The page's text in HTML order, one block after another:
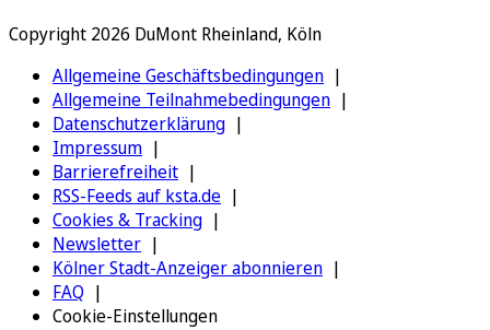
Copyright 2026 DuMont Rheinland, Köln
Allgemeine Geschäftsbedingungen
Allgemeine Teilnahmebedingungen
Datenschutzerklärung
Impressum
Barrierefreiheit
RSS-Feeds auf ksta.de
Cookies & Tracking
Newsletter
Kölner Stadt-Anzeiger abonnieren
FAQ
Cookie-Einstellungen